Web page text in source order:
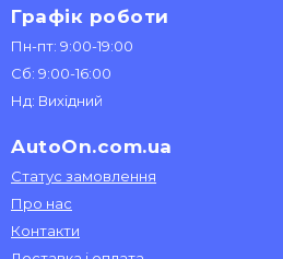
Графік роботи
Пн-пт: 9:00-19:00
Сб: 9:00-16:00
Нд: Вихідний
AutoOn.com.ua
Статус замовлення
Про нас
Контакти